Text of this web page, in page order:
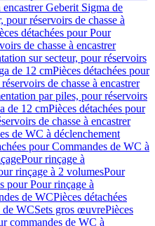
encastrer Geberit Sigma de
pour réservoirs de chasse à
détachées pour Pour
de chasse à encastrer
sur secteur, pour réservoirs
de 12 cmPièces détachées pour
de chasse à encastrer
par piles, pour réservoirs
de 12 cmPièces détachées pour
de chasse à encastrer
de WC à déclenchement
pour Commandes de WC à
Pour rinçage à
rinçage à 2 volumesPour
pour Pour rinçage à
de WCPièces détachées
de WCSets gros œuvrePièces
commandes de WC à